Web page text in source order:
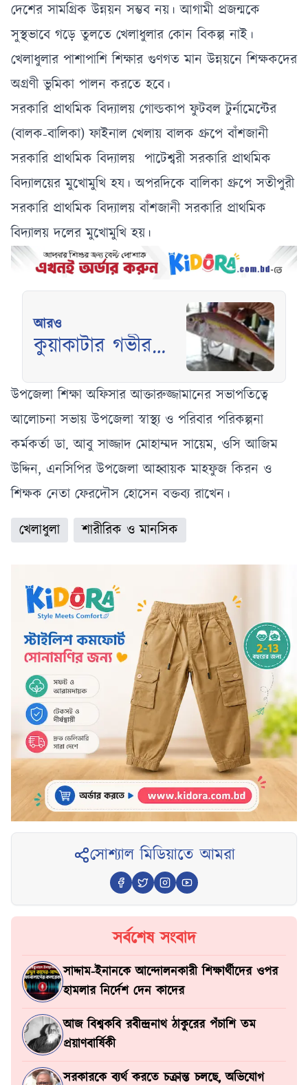
দেশের সামগ্রিক উন্নয়ন সম্ভব নয়। আগামী প্রজন্মকে
সুস্থভাবে গড়ে তুলতে খেলাধুলার কোন বিকল্প নাই।
খেলাধুলার পাশাপাশি শিক্ষার গুণগত মান উন্নয়নে শিক্ষকদের
অগ্রণী ভুমিকা পালন করতে হবে।
সরকারি প্রাথমিক বিদ্যালয় গোল্ডকাপ ফুটবল টুর্নামেন্টের
(বালক-বালিকা) ফাইনাল খেলায় বালক গ্রুপে বাঁশজানী
সরকারি প্রাথমিক বিদ্যালয় পাটেশ্বরী সরকারি প্রাথমিক
বিদ্যালয়ের মুখোমুখি হয। অপরদিকে বালিকা গ্রুপে সতীপুরী
সরকারি প্রাথমিক বিদ্যালয় বাঁশজানী সরকারি প্রাথমিক
বিদ্যালয় দলের মুখোমুখি হয়।
আরও
কুয়াকাটার গভীর
'হলুদ সোনালি বাটা'
উপজেলা শিক্ষা অফিসার আক্তারুজ্জামানের সভাপতিত্বে
আলোচনা সভায় উপজেলা স্বাস্থ্য ও পরিবার পরিকল্পনা
কর্মকর্তা ডা. আবু সাজ্জাদ মোহাম্মদ সায়েম, ওসি আজিম
উদ্দিন, এনসিপির উপজেলা আহ্বায়ক মাহফুজ কিরন ও
শিক্ষক নেতা ফেরদৌস হোসেন বক্তব্য রাখেন।
খেলাধুলা
শারীরিক ও মানসিক
সোশ্যাল মিডিয়াতে আমরা
সর্বশেষ সংবাদ
সাদ্দাম-ইনানকে আন্দোলনকারী শিক্ষার্থীদের ওপর
হামলার নির্দেশ দেন কাদের
আজ বিশ্বকবি রবীন্দ্রনাথ ঠাকুরের পঁচাশি তম
প্রয়াণবার্ষিকী
সরকারকে ব্যর্থ করতে চক্রান্ত চলছে, অভিযোগ